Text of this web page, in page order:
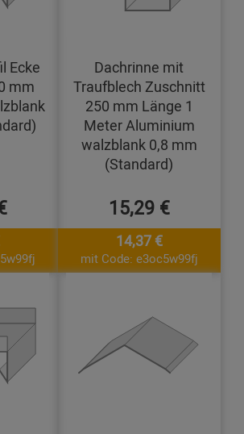
Ecke
mm
Dachrinne mit
Traufblech Zuschnitt
250 mm Länge 1
Meter Aluminium
walzblank 0,8 mm
(Standard)
15,29 €
14,37 €
mit Code: e3oc5w99fj